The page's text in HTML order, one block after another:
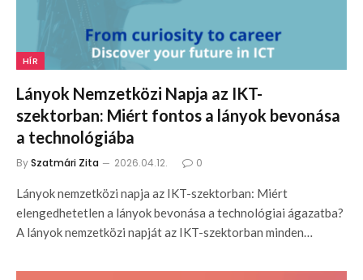
HÍR
Lányok Nemzetközi Napja az IKT-
szektorban: Miért fontos a lányok bevonása
a technológiába
BySzatmári Zita 2026.04.12. 0
Lányok nemzetközi napja az IKT-szektorban: Miért
elengedhetetlen a lányok bevonása a technológiai ágazatba?
A lányok nemzetközi napját az IKT-szektorban minden…